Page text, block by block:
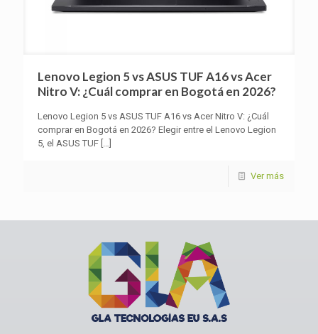
Lenovo Legion 5 vs ASUS TUF A16 vs Acer
Nitro V: ¿Cuál comprar en Bogotá en 2026?
Lenovo Legion 5 vs ASUS TUF A16 vs Acer Nitro V: ¿Cuál
comprar en Bogotá en 2026? Elegir entre el Lenovo Legion
5, el ASUS TUF […]
Ver más